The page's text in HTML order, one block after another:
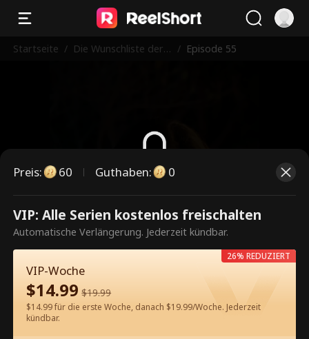
Startseite / Die Wunschliste der J
/ Episode 55
Dies ist eine kostenpflichtige
Episode. Bitte entsperren, um
weiterzusehen.
60Jetzt entsperren
Preis: 60 Guthaben: 0
VIP: Alle Serien kostenlos freischalten
Automatische Verlängerung. Jederzeit kündbar.
VIP-Woche
$14.99 $19.99
$14.99 für die erste Woche, danach $19.99/Woche. Jederzeit
kündbar.
26% REDUZIERT